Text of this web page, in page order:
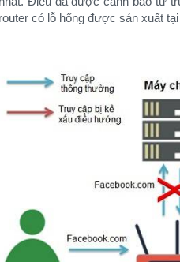
router có lỗ hổng được sản xuất